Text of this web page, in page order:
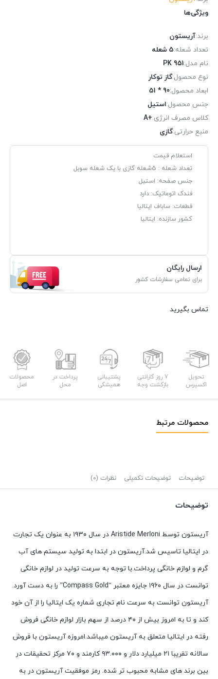
ویژگی‌ها
برند:آریستون
تعداد شعله:5 شعله
نام مدل:PK 951
نوع محصول:گاز توکار
ابعاد محصول:90 * 51
جنس محصول:استیل
کلاس مصرف انرژی:+A
منبع حرارتی:گازی
استعلام قیمت
تعداد شعله : 5شعله گازی با یک شعله سوبل
جنس صفحه: استیل
فندک اتوماتیک: دارد
قطعات: ساباف ایتالیا
کشور سازنده: ایتالیا
ارسال رایگان
برای تمامی سفارشات کشور
تماس بگیرید
تحویل
اکسپرس
7 روز گارانتی
بازگشت وجه
پشتیبانی
همیشگی
پرداخت در
محل
محصولات
اصل
محصولات مرتبط
توضیحات توضیحات تکمیلی نظرات (0)
توضیحات
آریستون توسط Aristide Merloni در سال ۱۹۳۰ به عنوان یک تجارت
در ایتالیا تاسیس شد.آریستون در ابتدا به تولید سیستم های آب
گرم و لوازم خانگی پرداخت.با توجه به سرعت تولید در لوازم خانگی
توانست در سال ۱۹۶۰ جایزه معتبر “Compass Gold” را به دست آورد.
آریستون توانست به سرعت نام تجاری شماره یک ایتالیا را از آن خود
کند و تا به امروز بیش از ۴۰ درصد از سهم بازار لوازم خانگی فروش
رفته در ایتالیا متعلق به آریستون میباشد.امروزه آریستون با فروش
سالانه تقریبا ۲۱ میلیارد دلار و ۹۳.۰۰۰ کارمند و ۷۰ مرکز تحقیقات در
بین برند های مشابه محبوب تر شده. رمز موفقیت آریستون در به